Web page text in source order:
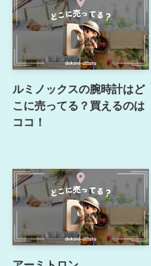
ルミノックスの腕時計はど
こに売ってる？買えるのは
ココ！